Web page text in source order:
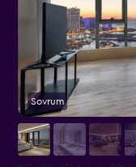
Sovrum